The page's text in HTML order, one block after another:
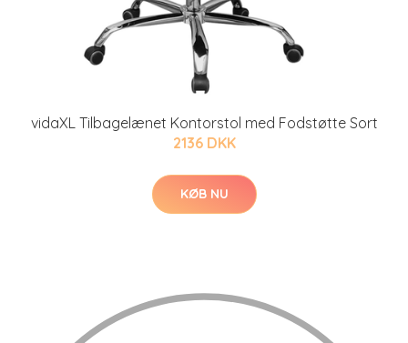
vidaXL Tilbagelænet Kontorstol med Fodstøtte Sort
2136 DKK
KØB NU